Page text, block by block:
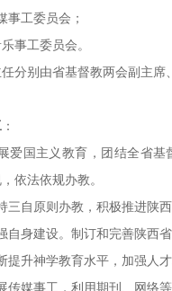
事工委员会；
乐事工委员会。
分别由省基督教两会副主席
：
展爱国主义教育，团结全省
依法依规办教。
三自原则办教，积极推进陕
自身建设。制订和完善陕西
提升神学教育水平，加强人
传媒事工，利用期刊、网络